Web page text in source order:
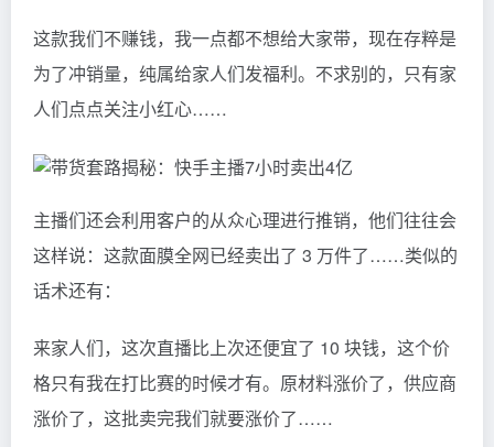
这款我们不赚钱，我一点都不想给大家带，现在存粹是
为了冲销量，纯属给家人们发福利。不求别的，只有家
人们点点关注小红心……
主播们还会利用客户的从众心理进行推销，他们往往会
这样说：这款面膜全网已经卖出了 3 万件了……类似的
话术还有：
来家人们，这次直播比上次还便宜了 10 块钱，这个价
格只有我在打比赛的时候才有。原材料涨价了，供应商
涨价了，这批卖完我们就要涨价了……